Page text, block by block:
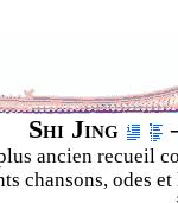
Shi Jing
ancien recueil
chansons, odes